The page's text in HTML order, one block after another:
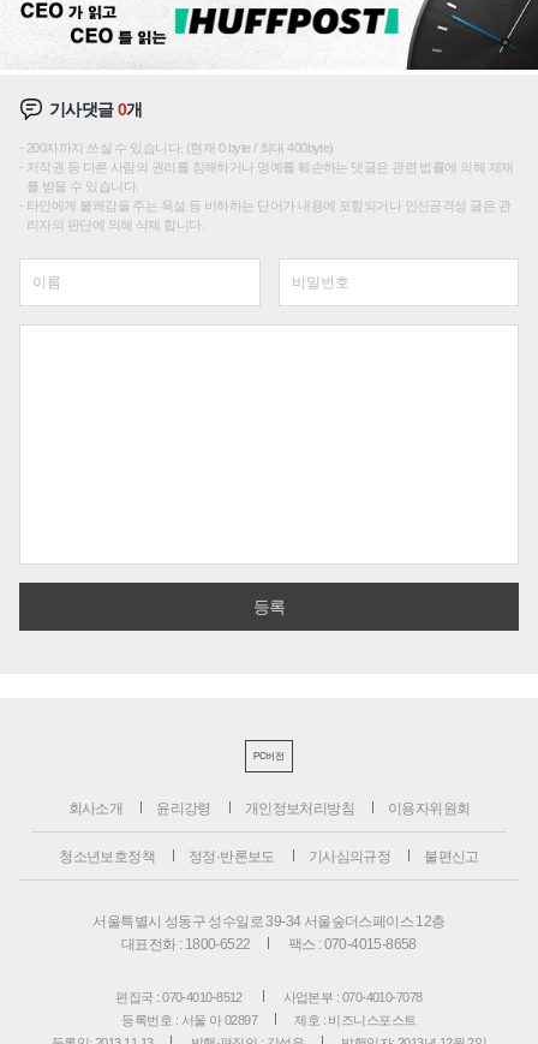
기사댓글0개
200자까지 쓰실 수 있습니다. (현재 0 byte / 최대 400byte)
저작권 등 다른 사람의 권리를 침해하거나 명예를 훼손하는 댓글은 관련 법률에 의해 제재
를 받을 수 있습니다.
타인에게 불쾌감을 주는 욕설 등 비하하는 단어가 내용에 포함되거나 인신공격성 글은 관
리자의 판단에 의해 삭제 합니다.
PC버전
회사소개 윤리강령 개인정보처리방침 이용자위원회
청소년보호정책 정정·반론보도 기사심의규정 불편신고
서울특별시 성동구 성수일로 39-34 서울숲더스페이스 12층
대표전화 : 1800-6522
팩스 : 070-4015-8658
편집국 : 070-4010-8512
사업본부 : 070-4010-7078
등록번호 : 서울 아 02897
제호 : 비즈니스포스트